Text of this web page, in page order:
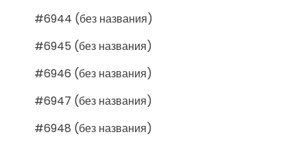
#6944 (без названия)
#6945 (без названия)
#6946 (без названия)
#6947 (без названия)
#6948 (без названия)